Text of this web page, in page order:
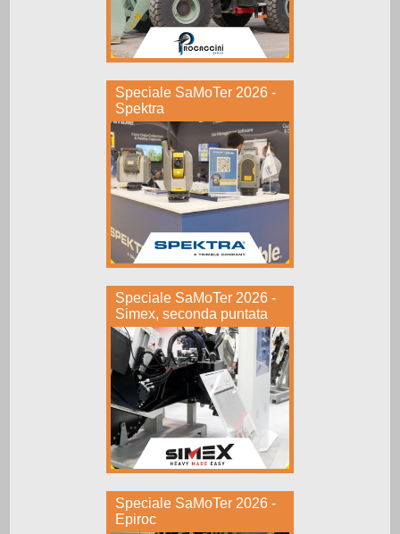
Speciale SaMoTer 2026 -
Spektra
Speciale SaMoTer 2026 -
Simex, seconda puntata
Speciale SaMoTer 2026 -
Epiroc